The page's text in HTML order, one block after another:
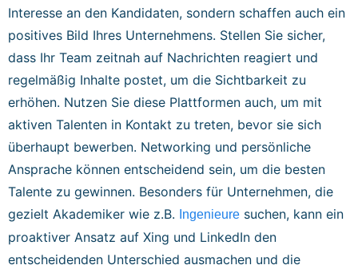
Interesse an den Kandidaten, sondern schaffen auch ein
positives Bild Ihres Unternehmens. Stellen Sie sicher,
dass Ihr Team zeitnah auf Nachrichten reagiert und
regelmäßig Inhalte postet, um die Sichtbarkeit zu
erhöhen. Nutzen Sie diese Plattformen auch, um mit
aktiven Talenten in Kontakt zu treten, bevor sie sich
überhaupt bewerben. Networking und persönliche
Ansprache können entscheidend sein, um die besten
Talente zu gewinnen. Besonders für Unternehmen, die
gezielt Akademiker wie z.B.
Ingenieure suchen, kann ein
proaktiver Ansatz auf Xing und LinkedIn den
entscheidenden Unterschied ausmachen und die